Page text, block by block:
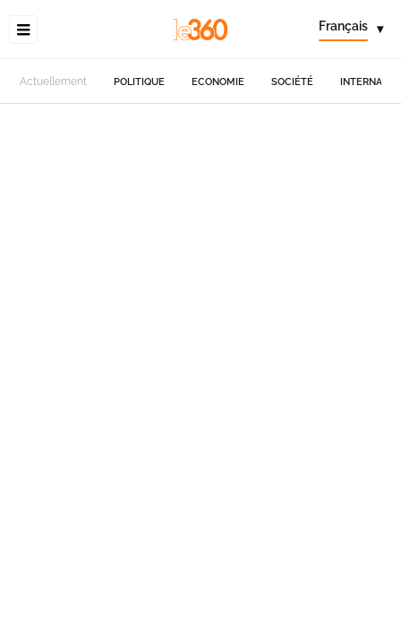
Français ▾
Actuellement POLITIQUE ECONOMIE SOCIÉTÉ